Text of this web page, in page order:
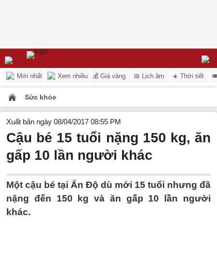
Mới nhất Xem nhiều 💰 Giá vàng 📅 Lịch âm ☀️ Thời tiết
Sức khỏe
Xuất bản ngày 08/04/2017 08:55 PM
Cậu bé 15 tuổi nặng 150 kg, ăn
gấp 10 lần người khác
Một cậu bé tại Ấn Độ dù mới 15 tuổi nhưng đã
nặng đến 150 kg và ăn gấp 10 lần người
khác.